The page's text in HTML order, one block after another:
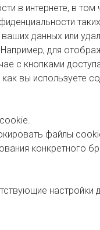
в интернете, в том
данных или
для
с кнопками
вы используете
файлы
конкретного